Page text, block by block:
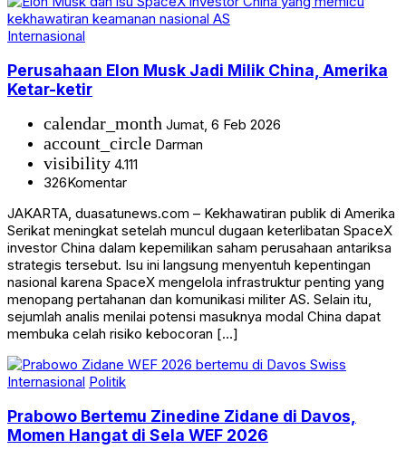
Internasional
Perusahaan Elon Musk Jadi Milik China, Amerika
Ketar-ketir
calendar_month Jumat, 6 Feb 2026
account_circle Darman
visibility 4.111
326Komentar
JAKARTA, duasatunews.com – Kekhawatiran publik di Amerika
Serikat meningkat setelah muncul dugaan keterlibatan SpaceX
investor China dalam kepemilikan saham perusahaan antariksa
strategis tersebut. Isu ini langsung menyentuh kepentingan
nasional karena SpaceX mengelola infrastruktur penting yang
menopang pertahanan dan komunikasi militer AS. Selain itu,
sejumlah analis menilai potensi masuknya modal China dapat
membuka celah risiko kebocoran […]
Internasional Politik
Prabowo Bertemu Zinedine Zidane di Davos,
Momen Hangat di Sela WEF 2026